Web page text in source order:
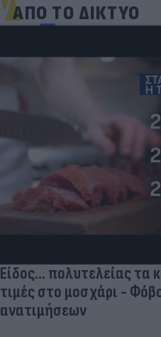
ΑΠΟ ΤΟ ΔΙΚΤΥΟ
Είδος... πολυτελείας τα
τιμές στο μοσχάρι -
ανατιμήσεων